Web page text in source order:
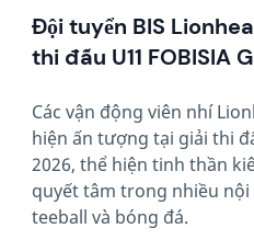
Đội tuyển BIS
thi đấu U11 FOBISIA
Các vận động viên nhí
hiện ấn tượng tại giải thi
2026, thể hiện tinh thần
quyết tâm trong nhiều
teeball và bóng đá.